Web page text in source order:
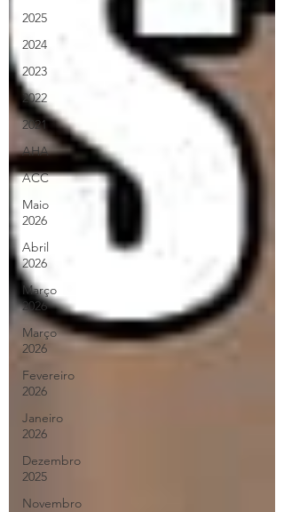
2025
2024
2023
2022
2021
AHA
ACC
Maio
2026
Abril
2026
Março
2026
Março
2026
Fevereiro
2026
Janeiro
2026
Dezembro
2025
Novembro